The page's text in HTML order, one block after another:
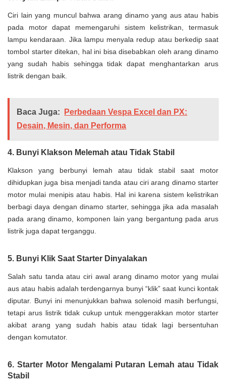
Ciri lain yang muncul bahwa arang dinamo yang aus atau habis
pada motor dapat memengaruhi sistem kelistrikan, termasuk
lampu kendaraan. Jika lampu menyala redup atau berkedip saat
tombol starter ditekan, hal ini bisa disebabkan oleh arang dinamo
yang sudah habis sehingga tidak dapat menghantarkan arus
listrik dengan baik.
Baca Juga:
Perbedaan Vespa Excel dan PX:
Desain, Mesin, dan Performa
4. Bunyi Klakson Melemah atau Tidak Stabil
Klakson yang berbunyi lemah atau tidak stabil saat motor
dihidupkan juga bisa menjadi tanda atau ciri arang dinamo starter
motor mulai menipis atau habis. Hal ini karena sistem kelistrikan
berbagi daya dengan dinamo starter, sehingga jika ada masalah
pada arang dinamo, komponen lain yang bergantung pada arus
listrik juga dapat terganggu.
5. Bunyi Klik Saat Starter Dinyalakan
Salah satu tanda atau ciri awal arang dinamo motor yang mulai
aus atau habis adalah terdengarnya bunyi “klik” saat kunci kontak
diputar. Bunyi ini menunjukkan bahwa solenoid masih berfungsi,
tetapi arus listrik tidak cukup untuk menggerakkan motor starter
akibat arang yang sudah habis atau tidak lagi bersentuhan
dengan komutator.
6. Starter Motor Mengalami Putaran Lemah atau Tidak
Stabil